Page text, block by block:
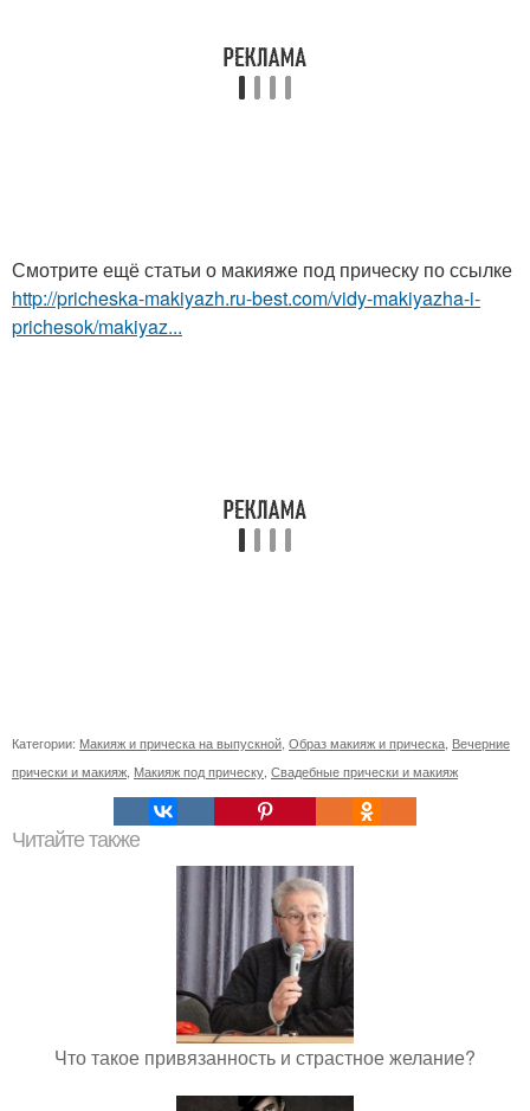
Смотрите ещё статьи о макияже под прическу по ссылке
http://pricheska-makiyazh.ru-best.com/vidy-makiyazha-i-
prichesok/makiyaz...
Категории: Макияж и прическа на выпускной Образ макияж и прическа Вечерние
прически и макияж Макияж под прическу Свадебные прически и макияж
Читайте также
Что такое привязанность и страстное желание?